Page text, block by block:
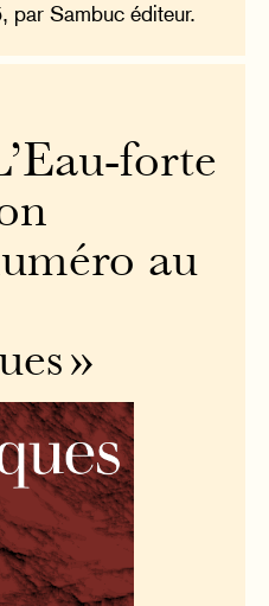
par Sambuc éditeur.
forte
au
»